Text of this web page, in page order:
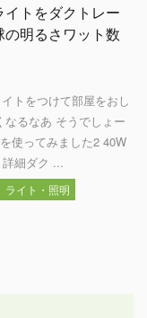
トをダクトレー
明るさワット数
トをつけて部屋をおし
なるなあ そうでしょー
使ってみました2 40W
細ダク ...
ライト・照明